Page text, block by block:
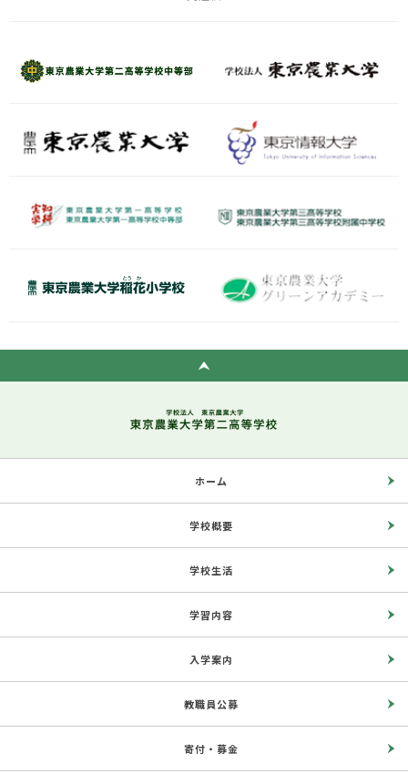
ホーム
学校概要
学校生活
学習内容
入学案内
教職員公募
寄付・募金